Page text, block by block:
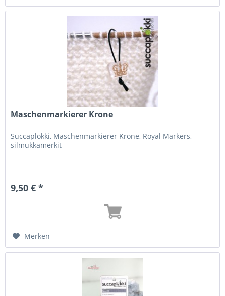
Maschenmarkierer Krone
Succaplokki, Maschenmarkierer Krone, Royal Markers,
silmukkamerkit
9,50 € *
Merken